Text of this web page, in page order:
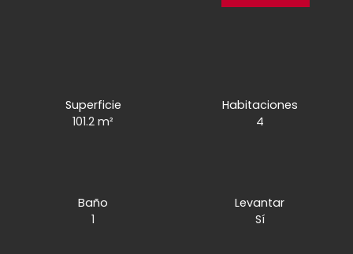
Superficie
101.2m²
Habitaciones
4
Baño
1
Levantar
Sí